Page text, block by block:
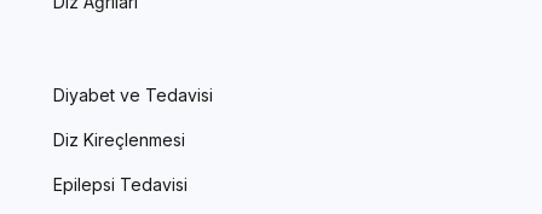
Diyabet ve Tedavisi
Diz Kireçlenmesi
Epilepsi Tedavisi